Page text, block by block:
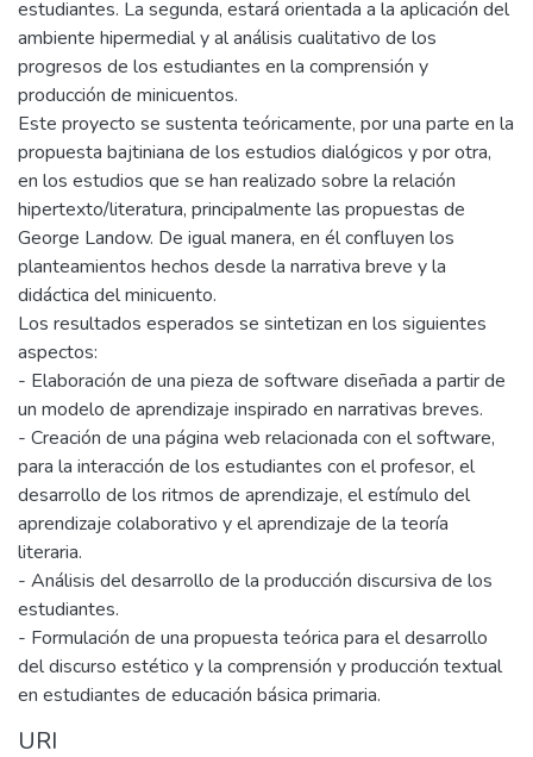
estudiantes. La segunda, estará orientada a la aplicación del
ambiente hipermedial y al análisis cualitativo de los
progresos de los estudiantes en la comprensión y
producción de minicuentos.
Este proyecto se sustenta teóricamente, por una parte en la
propuesta bajtiniana de los estudios dialógicos y por otra,
en los estudios que se han realizado sobre la relación
hipertexto/literatura, principalmente las propuestas de
George Landow. De igual manera, en él confluyen los
planteamientos hechos desde la narrativa breve y la
didáctica del minicuento.
Los resultados esperados se sintetizan en los siguientes
aspectos:
- Elaboración de una pieza de software diseñada a partir de
un modelo de aprendizaje inspirado en narrativas breves.
- Creación de una página web relacionada con el software,
para la interacción de los estudiantes con el profesor, el
desarrollo de los ritmos de aprendizaje, el estímulo del
aprendizaje colaborativo y el aprendizaje de la teoría
literaria.
- Análisis del desarrollo de la producción discursiva de los
estudiantes.
- Formulación de una propuesta teórica para el desarrollo
del discurso estético y la comprensión y producción textual
en estudiantes de educación básica primaria.
URI